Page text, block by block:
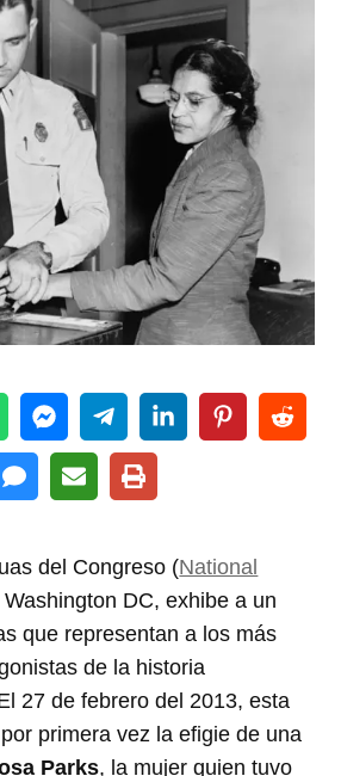
del Congreso (National
Washington DC, exhibe a un
que representan a los más
de la historia
27 de febrero del 2013, esta
primera vez la efigie de una
Parks, la mujer quien tuvo